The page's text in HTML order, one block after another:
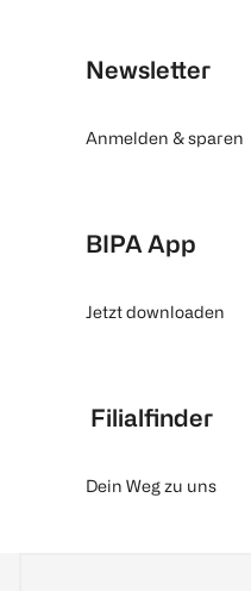
Newsletter
Anmelden & sparen
BIPA App
Jetzt downloaden
Filialfinder
Dein Weg zu uns